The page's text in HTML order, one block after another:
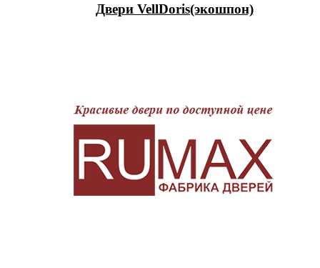
Двери VellDoris(экошпон)